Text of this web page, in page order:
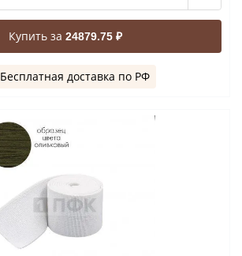
Купить за 24879.75 ₽
Бесплатная доставка по РФ